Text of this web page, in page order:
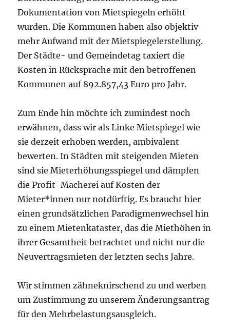
Dokumentation von Mietspiegeln erhöht
wurden. Die Kommunen haben also objektiv
mehr Aufwand mit der Mietspiegelerstellung.
Der Städte- und Gemeindetag taxiert die
Kosten in Rücksprache mit den betroffenen
Kommunen auf 892.857,43 Euro pro Jahr.
Zum Ende hin möchte ich zumindest noch
erwähnen, dass wir als Linke Mietspiegel wie
sie derzeit erhoben werden, ambivalent
bewerten. In Städten mit steigenden Mieten
sind sie Mieterhöhungsspiegel und dämpfen
die Profit-Macherei auf Kosten der
Mieter*innen nur notdürftig. Es braucht hier
einen grundsätzlichen Paradigmenwechsel hin
zu einem Mietenkataster, das die Miethöhen in
ihrer Gesamtheit betrachtet und nicht nur die
Neuvertragsmieten der letzten sechs Jahre.
Wir stimmen zähneknirschend zu und werben
um Zustimmung zu unserem Änderungsantrag
für den Mehrbelastungsausgleich.